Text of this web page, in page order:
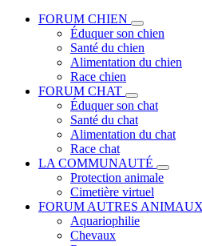
FORUM CHIEN
Éduquer son chien
Santé du chien
Alimentation du chien
Race chien
FORUM CHAT
Éduquer son chat
Santé du chat
Alimentation du chat
Race chat
LA COMMUNAUTÉ
Protection animale
Cimetière virtuel
FORUM AUTRES ANIMAUX
Aquariophilie
Chevaux